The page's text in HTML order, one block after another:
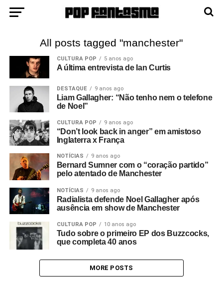
All posts tagged "manchester"
CULTURA POP 5 anos ago
A última entrevista de Ian Curtis
DESTAQUE 9 anos ago
Liam Gallagher: “Não tenho nem o telefone
de Noel”
CULTURA POP 9 anos ago
“Don’t look back in anger” em amistoso
Inglaterra x França
NOTÍCIAS 9 anos ago
Bernard Sumner com o “coração partido”
pelo atentado de Manchester
NOTÍCIAS 9 anos ago
Radialista defende Noel Gallagher após
ausência em show de Manchester
CULTURA POP 10 anos ago
Tudo sobre o primeiro EP dos Buzzcocks,
que completa 40 anos
MORE POSTS